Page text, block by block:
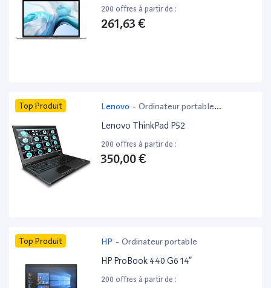
200 offres à partir de :
261,63 €
Top Produit Lenovo - Ordinateur portable
bureautique
Lenovo ThinkPad P52
200 offres à partir de :
350,00 €
Top Produit HP - Ordinateur portable
HP ProBook 440 G6 14”
200 offres à partir de :